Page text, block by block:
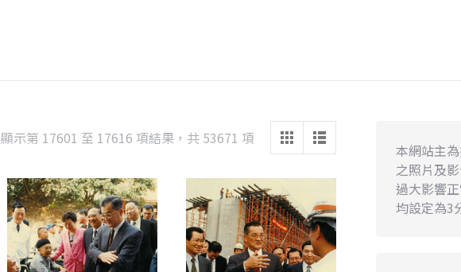
顯示第 17601 至 17616 項結果，共 53671 項 Sorted
latest
本網站主
之照片及
過大影響
均設定為3